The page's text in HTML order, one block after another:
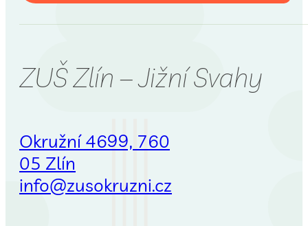
ZUŠ Zlín – Jižní Svahy
Okružní 4699, 760
05 Zlín
info@zusokruzni.cz